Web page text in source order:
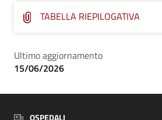
TABELLA RIEPILOGATIVA
Ultimo aggiornamento
15/06/2026